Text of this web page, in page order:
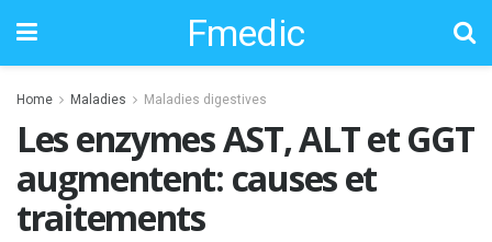
Fmedic
Home Maladies Maladies digestives
Les enzymes AST, ALT et GGT
augmentent: causes et
traitements